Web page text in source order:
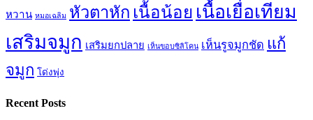
หวาน หมอเฉลิม หัวตาหัก เนื้อน้อย เนื้อเยื่อเทียม
เสริมจมูก เสริมยกปลาย เห็นขอบซิลิโคน เห็นรูจมูกชัด แก้
จมูก โด่งพุ่ง
Recent Posts